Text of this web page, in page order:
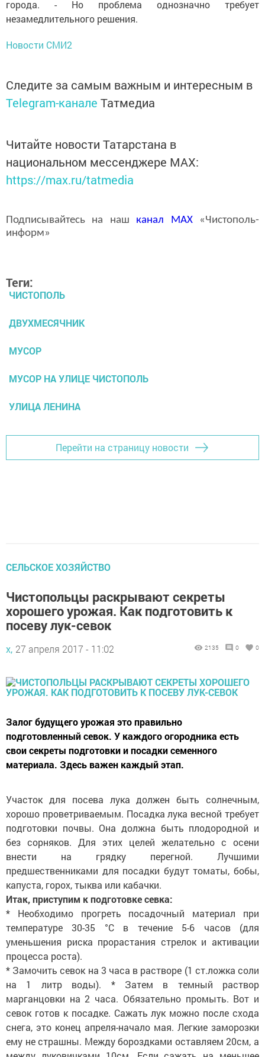
города. - Но проблема однозначно требует
незамедлительного решения.
Новости СМИ2
Следите за самым важным и интересным в
Telegram-канале Татмедиа
Читайте новости Татарстана в
национальном мессенджере MАХ:
https://max.ru/tatmedia
Подписывайтесь на наш канал MAX«Чистополь-
информ»
Теги:
ЧИСТОПОЛЬ
ДВУХМЕСЯЧНИК
МУСОР
МУСОР НА УЛИЦЕ ЧИСТОПОЛЬ
УЛИЦА ЛЕНИНА
Перейти на страницу новости
СЕЛЬСКОЕ ХОЗЯЙСТВО
Чистопольцы раскрывают секреты
хорошего урожая. Как подготовить к
посеву лук-севок
х, 27 апреля 2017 - 11:02 2135 0 0
Залог будущего урожая это правильно
подготовленный севок. У каждого огородника есть
свои секреты подготовки и посадки семенного
материала. Здесь важен каждый этап.
Участок для посева лука должен быть солнечным,
хорошо проветриваемым. Посадка лука весной требует
подготовки почвы. Она должна быть плодородной и
без сорняков. Для этих целей желательно с осени
внести на грядку перегной. Лучшими
предшественниками для посадки будут томаты, бобы,
капуста, горох, тыква или кабачки.
Итак, приступим к подготовке севка:
* Необходимо прогреть посадочный материал при
температуре 30-35 °С в течение 5-6 часов (для
уменьшения риска прорастания стрелок и активации
процесса роста).
* Замочить севок на 3 часа в растворе (1 ст.ложка соли
на 1 литр воды). * Затем в темный раствор
марганцовки на 2 часа. Обязательно промыть. Вот и
севок готов к посадке. Сажать лук можно после схода
снега, это конец апреля-начало мая. Легкие заморозки
ему не страшны. Между бороздками оставляем 20см, а